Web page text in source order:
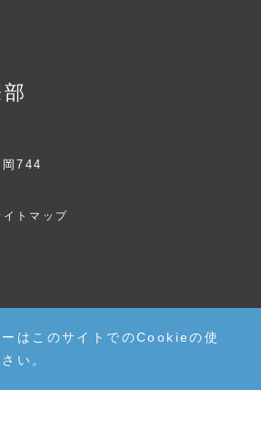
744
イトマップ
はこのサイトでのCookieの使
い。